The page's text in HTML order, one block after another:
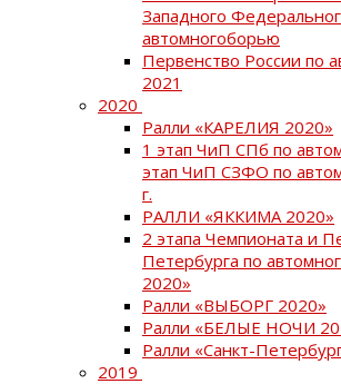
Западного
автомногоборью
Первенство России по
2021
2020
Ралли «КАРЕЛИЯ 2020»
1 этап ЧиП СПб по
этап ЧиП СЗФО по
г.
РАЛЛИ «ЯККИМА 2020»
2 этапа Чемпионата и
Петербурга по
2020»
Ралли «ВЫБОРГ 2020»
Ралли «БЕЛЫЕ НОЧИ
Ралли «Санкт-
2019